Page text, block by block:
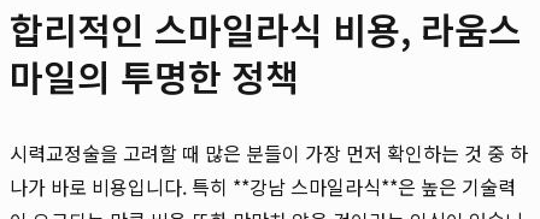
합리적인 스마일라식 비용, 라움스
마일의 투명한 정책
시력교정술을 고려할 때 많은 분들이 가장 먼저 확인하는 것 중 하
나가 바로 비용입니다. 특히 **강남 스마일라식**은 높은 기술력